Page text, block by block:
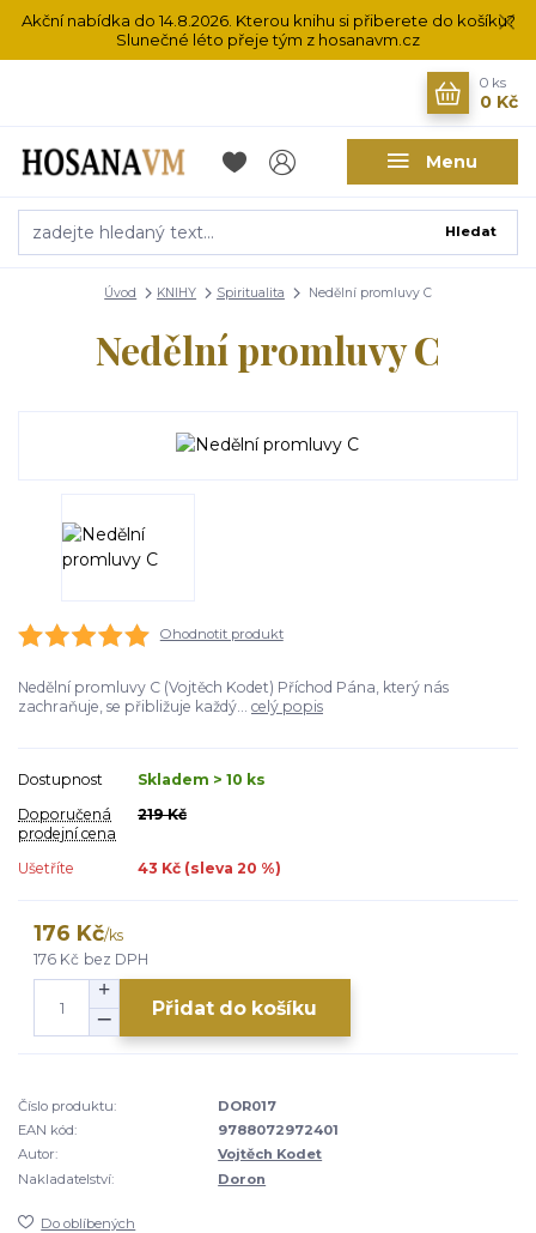
Akční nabídka do 14.8.2026. Kterou knihu si přiberete do košíku?
Slunečné léto přeje tým z hosanavm.cz
Menu
Hledat
0 ks
0 Kč
Úvod KNIHY Spiritualita Nedělní promluvy C
Nedělní promluvy C
Ohodnotit produkt
Nedělní promluvy C (Vojtěch Kodet) Příchod Pána, který nás
zachraňuje, se přibližuje každý... celý popis
Dostupnost
Skladem > 10 ks
Doporučená
prodejní cena
219 Kč
Ušetříte 43 Kč (sleva 20 %)
176 Kč/ks
176 Kč bez DPH
Přidat do košíku
Číslo produktu:
DOR017
EAN kód:
9788072972401
Autor:
Vojtěch Kodet
Nakladatelství:
Doron
Do oblíbených